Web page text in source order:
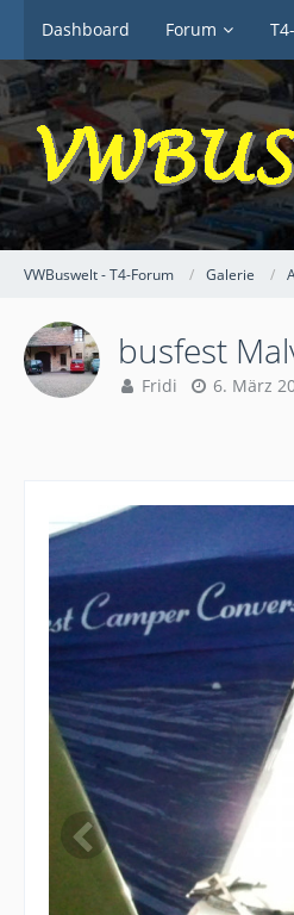
Dashboard Forum
VWBuswelt - T4-Forum Galerie
busfest
Fridi 6. März